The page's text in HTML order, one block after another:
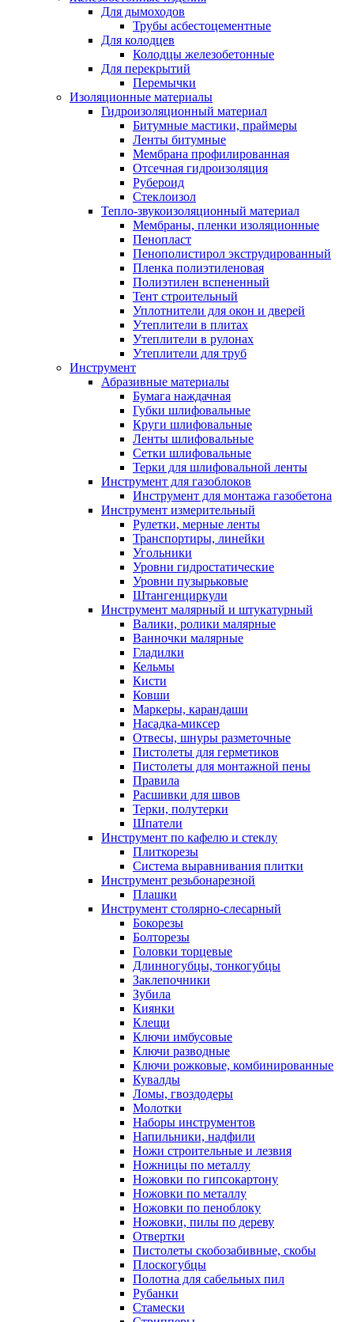
Для дымоходов
Трубы асбестоцементные
Для колодцев
Колодцы железобетонные
Для перекрытий
Перемычки
Изоляционные материалы
Гидроизоляционный материал
Битумные мастики, праймеры
Ленты битумные
Мембрана профилированная
Отсечная гидроизоляция
Рубероид
Стеклоизол
Тепло-звукоизоляционный материал
Мембраны, пленки изоляционные
Пенопласт
Пенополистирол экструдированный
Пленка полиэтиленовая
Полиэтилен вспененный
Тент строительный
Уплотнители для окон и дверей
Утеплители в плитах
Утеплители в рулонах
Утеплители для труб
Инструмент
Абразивные материалы
Бумага наждачная
Губки шлифовальные
Круги шлифовальные
Ленты шлифовальные
Сетки шлифовальные
Терки для шлифовальной ленты
Инструмент для газоблоков
Инструмент для монтажа газобетона
Инструмент измерительный
Рулетки, мерные ленты
Транспортиры, линейки
Угольники
Уровни гидростатические
Уровни пузырьковые
Штангенциркули
Инструмент малярный и штукатурный
Валики, ролики малярные
Ванночки малярные
Гладилки
Кельмы
Кисти
Ковши
Маркеры, карандаши
Насадка-миксер
Отвесы, шнуры разметочные
Пистолеты для герметиков
Пистолеты для монтажной пены
Правила
Расшивки для швов
Терки, полутерки
Шпатели
Инструмент по кафелю и стеклу
Плиткорезы
Система выравнивания плитки
Инструмент резьбонарезной
Плашки
Инструмент столярно-слесарный
Бокорезы
Болторезы
Головки торцевые
Длинногубцы, тонкогубцы
Заклепочники
Зубила
Киянки
Клещи
Ключи имбусовые
Ключи разводные
Ключи рожковые, комбинированные
Кувалды
Ломы, гвоздодеры
Молотки
Наборы инструментов
Напильники, надфили
Ножи строительные и лезвия
Ножницы по металлу
Ножовки по гипсокартону
Ножовки по металлу
Ножовки по пеноблоку
Ножовки, пилы по дереву
Отвертки
Пистолеты скобозабивные, скобы
Плоскогубцы
Полотна для сабельных пил
Рубанки
Стамески